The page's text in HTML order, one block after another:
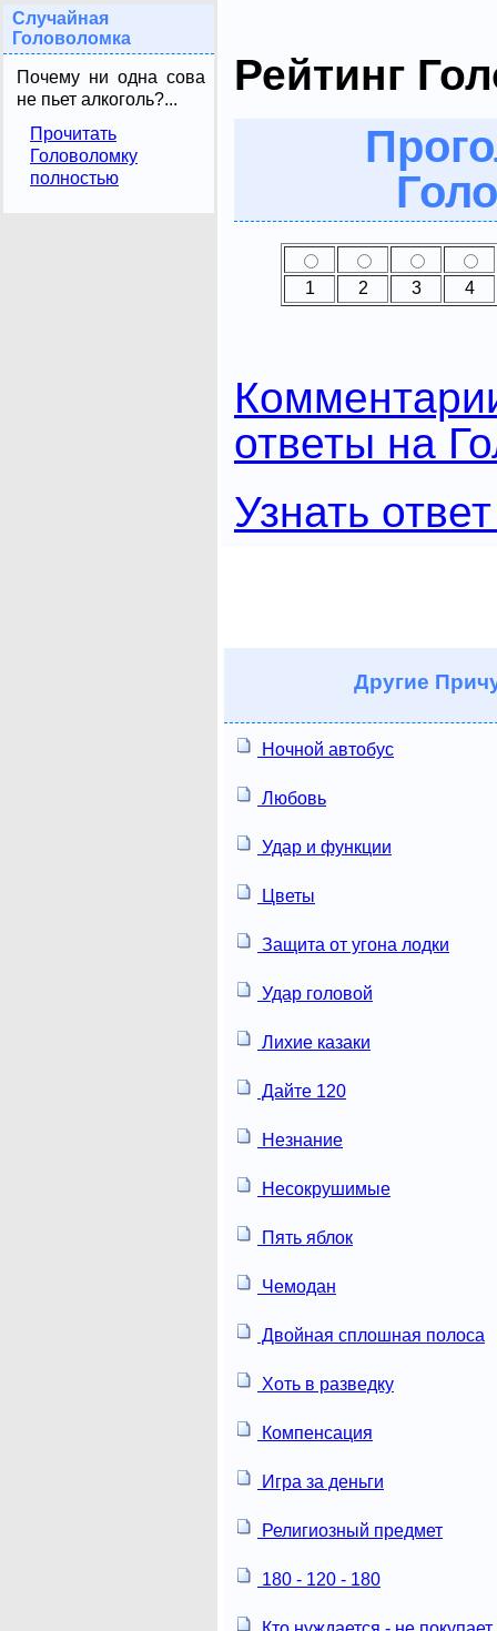
Случайная
Головоломка
Почему ни одна сова
не пьет алкоголь?...
Прочитать
Головоломку
полностью
Рейтинг
1 2 3 4
ответы на
Узнать
Другие
Ночной автобус
Любовь
Удар и функции
Цветы
Защита от угона лодки
Удар головой
Лихие казаки
Дайте 120
Незнание
Несокрушимые
Пять яблок
Чемодан
Двойная сплошная полоса
Хоть в разведку
Компенсация
Игра за деньги
Религиозный предмет
180 - 120 - 180